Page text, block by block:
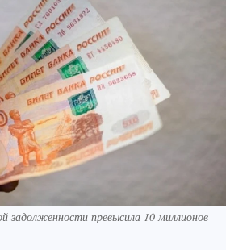
задолженности превысила 10 миллионов